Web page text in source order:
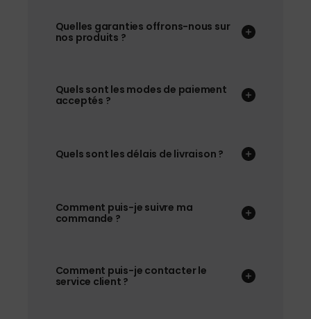
Quelles garanties offrons-nous sur
nos produits ?
Quels sont les modes de paiement
acceptés ?
Quels sont les délais de livraison ?
Comment puis-je suivre ma
commande ?
Comment puis-je contacter le
service client ?